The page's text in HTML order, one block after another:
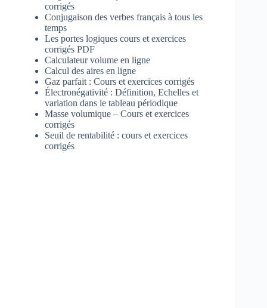
corrigés
Conjugaison des verbes français à tous les
temps
Les portes logiques cours et exercices
corrigés PDF
Calculateur volume en ligne
Calcul des aires en ligne
Gaz parfait : Cours et exercices corrigés
Électronégativité : Définition, Echelles et
variation dans le tableau périodique
Masse volumique – Cours et exercices
corrigés
Seuil de rentabilité : cours et exercices
corrigés